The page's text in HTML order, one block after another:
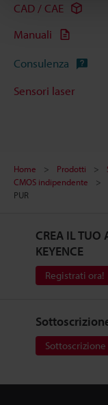
CAD / CAE
Manuali
Consulenza
Sensori laser
Home Prodotti
CMOS indipendente
PUR
CREA IL TUO
KEYENCE
Registrati ora!
Sottoscrizione